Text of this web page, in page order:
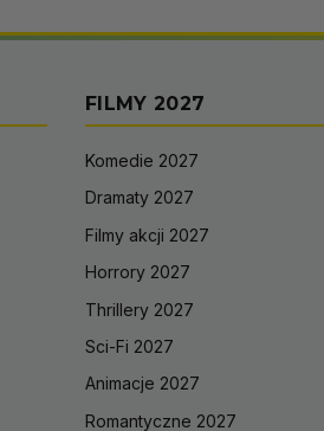
FILMY 2027
Komedie 2027
Dramaty 2027
Filmy akcji 2027
Horrory 2027
Thrillery 2027
Sci-Fi 2027
Animacje 2027
Romantyczne 2027